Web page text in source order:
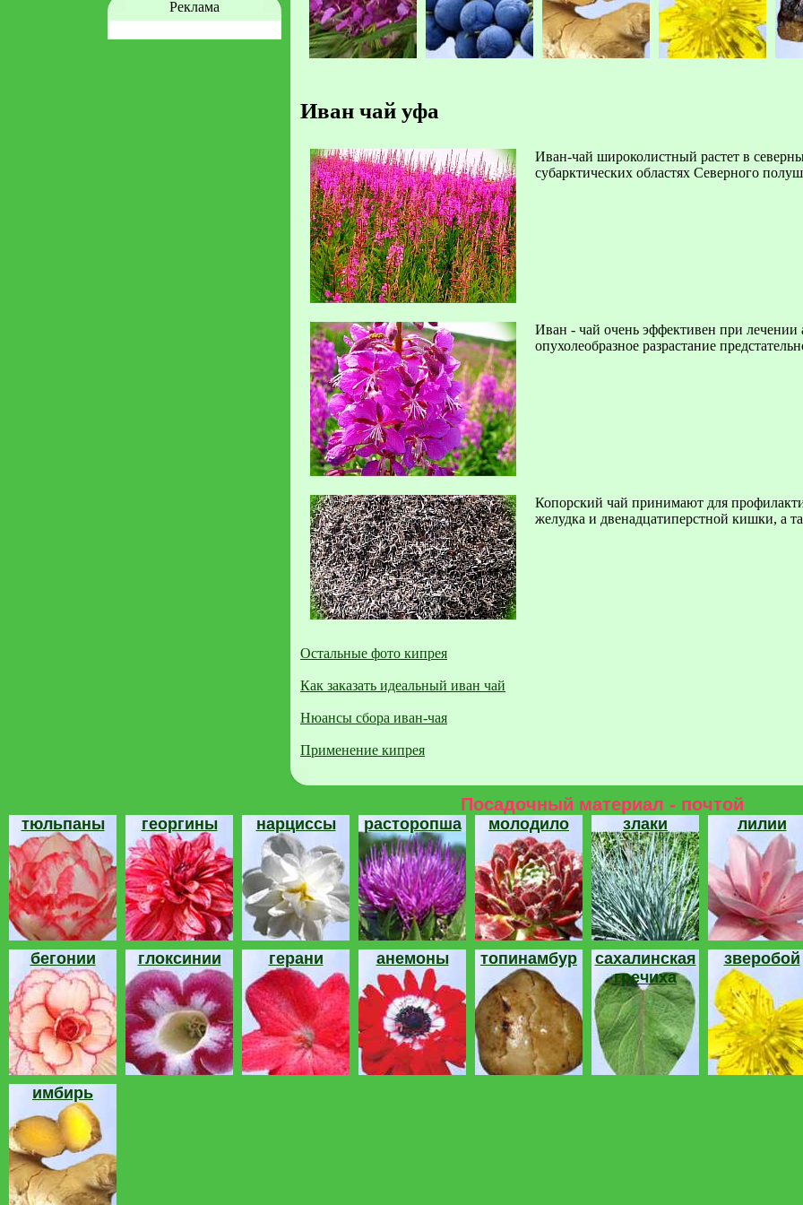
Реклама
Иван чай уфа
Иван-чай широколистный растет в
субарктических областях Северного
Иван - чай очень эффективен при лечении
опухолеобразное разрастание
Копорский чай принимают для
желудка и двенадцатиперстной кишки, а
Остальные фото кипрея
Как заказать идеальный иван чай
Нюансы сбора иван-чая
Применение кипрея
Посадочный материал - почтой
тюльпаны георгины нарциссы расторопша молодило злаки лилии
бегонии глоксинии герани анемоны топинамбур
сахалинская
гречиха
зверобой
имбирь